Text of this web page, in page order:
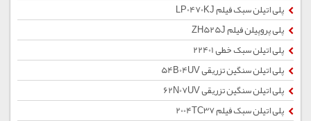
پلی اتیلن سبک فیلم LP0470KJ
پلی پروپیلن فیلم ZH525J
پلی اتیلن سبک خطی 22401
پلی اتیلن سنگین تزریقی 54B04UV
پلی اتیلن سنگین تزریقی 62N07UV
پلی اتیلن سبک فیلم 2004TC37